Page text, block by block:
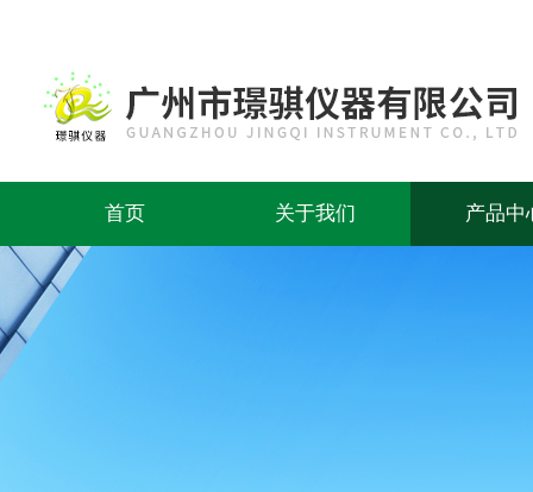
首页 关于我们 产品中